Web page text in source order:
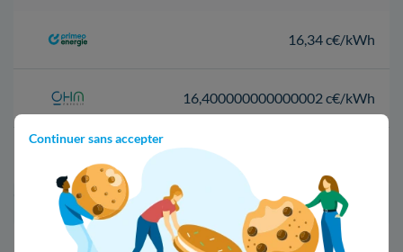
Continuer sans accepter
16,34 c€/kWh
16,400000000000002 c€/kWh
*Prix TTC pour un forfait base d’une puissance de 6 kVA
Infos / souscriptions